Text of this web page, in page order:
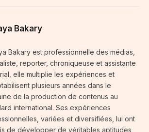
Bakary
Bakary est professionnelle des médias,
reporter, chroniqueuse et assistante
elle multiplie les expériences et
plusieurs années dans le
de la production de contenus au
international. Ses expériences
variées et diversifiées, lui ont
de développer de véritables aptitudes